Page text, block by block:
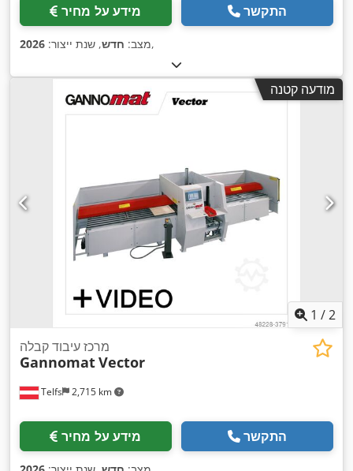
מידע על מחיר התקשר
מצב: חדש, שנת ייצור: 2026 ,
מודעה קטנה
1 /2
Telfs 2,715 km
מרכז עיבוד קבלה
GannomatVector
מידע על מחיר התקשר